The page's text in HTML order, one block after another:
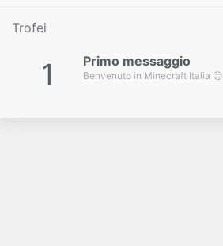
Trofei
1 Primo messaggio
Benvenuto in Minecraft Italia 😊